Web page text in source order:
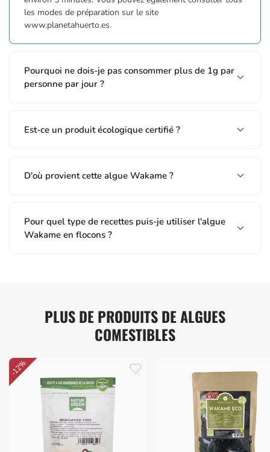
les modes de préparation sur le site
www.planetahuerto.es.
Pourquoi ne dois-je pas consommer plus de 1g par
personne par jour ?
Est-ce un produit écologique certifié ?
D'où provient cette algue Wakame ?
Pour quel type de recettes puis-je utiliser l'algue
Wakame en flocons ?
PLUS DE PRODUITS DE ALGUES
COMESTIBLES
-12%